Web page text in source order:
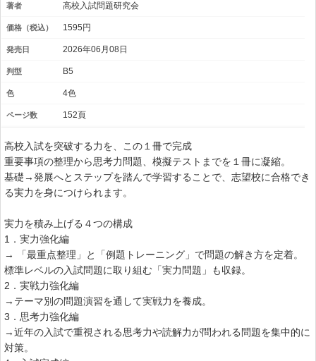
著者 高校入試問題研究会
価格（税込） 1595円
発売日 2026年06月08日
判型 B5
色 4色
ページ数 152頁
高校入試を突破する力を、この１冊で完成
重要事項の整理から思考力問題、模擬テストまでを１冊に凝縮。
基礎→発展へとステップを踏んで学習することで、志望校に合格でき
る実力を身につけられます。
実力を積み上げる４つの構成
1．実力強化編
→ 「最重点整理」と「例題トレーニング」で問題の解き方を定着。
標準レベルの入試問題に取り組む「実力問題」も収録。
2．実戦力強化編
→テーマ別の問題演習を通して実戦力を養成。
3．思考力強化編
→近年の入試で重視される思考力や読解力が問われる問題を集中的に
対策。